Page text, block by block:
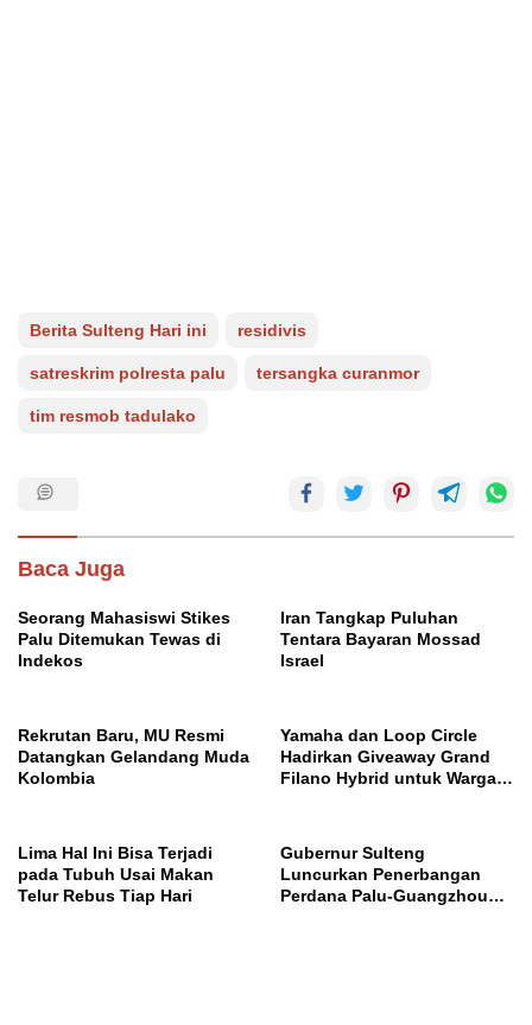
Berita Sulteng Hari ini residivis
satreskrim polresta palu tersangka curanmor
tim resmob tadulako
Baca Juga
Seorang Mahasiswi Stikes
Palu Ditemukan Tewas di
Indekos
Iran Tangkap Puluhan
Tentara Bayaran Mossad
Israel
Rekrutan Baru, MU Resmi
Datangkan Gelandang Muda
Kolombia
Yamaha dan Loop Circle
Hadirkan Giveaway Grand
Filano Hybrid untuk Warga
Lima Hal Ini Bisa Terjadi
pada Tubuh Usai Makan
Telur Rebus Tiap Hari
Gubernur Sulteng
Luncurkan Penerbangan
Perdana Palu-Guangzhou